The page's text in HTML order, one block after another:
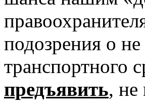
подозрения о
транспортного
предъявить, не